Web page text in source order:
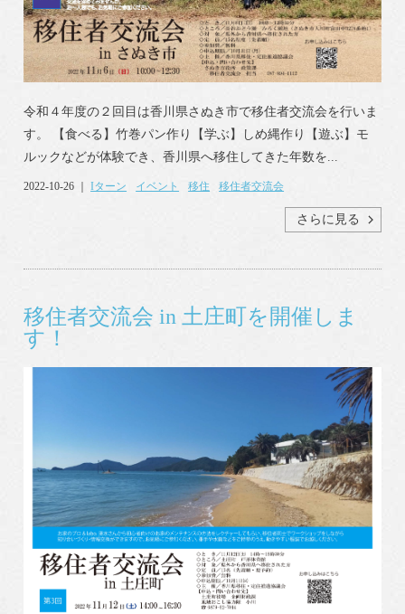
令和４年度の２回目は香川県さぬき市で移住者交流会を行いま
す。 【食べる】竹巻パン作り【学ぶ】しめ縄作り【遊ぶ】モ
ルックなどが体験でき、香川県へ移住してきた年数を...
2022-10-26 ｜Iターン イベント 移住 移住者交流会
さらに見る
移住者交流会 in 土庄町を開催しま
す！